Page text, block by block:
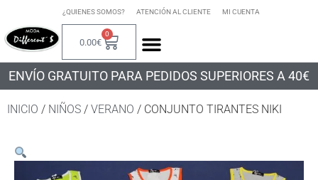
¿QUIENES SOMOS? ATENCIÓN AL CLIENTE MI CUENTA
0.00€
0
ENVÍO GRATUITO PARA PEDIDOS SUPERIORES A 40€
INICIO / NIÑOS / VERANO / CONJUNTO TIRANTES NIKI